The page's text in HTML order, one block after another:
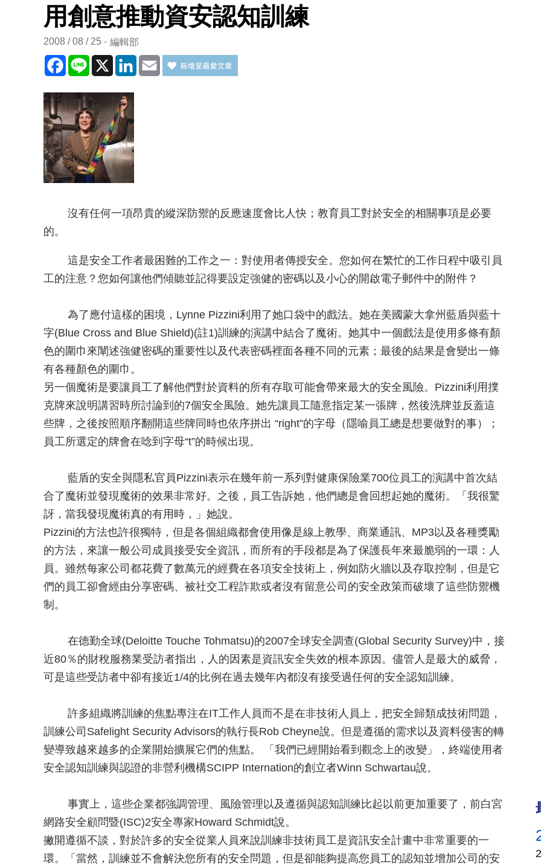
用創意推動資安認知訓練
2008 / 08 / 25 編輯部
Facebook
Line X LinkedInEmail
沒有任何一項昂貴的縱深防禦的反應速度會比人快；教育員工對於安全的相關事項是必要
的。
這是安全工作者最困難的工作之一：對使用者傳授安全。您如何在繁忙的工作日程中吸引員
工的注意？您如何讓他們傾聽並記得要設定強健的密碼以及小心的開啟電子郵件中的附件？
為了應付這樣的困境，Lynne Pizzini利用了她口袋中的戲法。她在美國蒙大拿州藍盾與藍十
字(Blue Cross and Blue Shield)(註1)訓練的演講中結合了魔術。她其中一個戲法是使用多條有顏
色的圍巾來闡述強健密碼的重要性以及代表密碼裡面各種不同的元素；最後的結果是會變出一條
有各種顏色的圍巾。
另一個魔術是要讓員工了解他們對於資料的所有存取可能會帶來最大的安全風險。Pizzini利用撲
克牌來說明講習時所討論到的7個安全風險。她先讓員工隨意指定某一張牌，然後洗牌並反蓋這
些牌，之後按照順序翻開這些牌同時也依序拼出 “right”的字母（隱喻員工總是想要做對的事）；
員工所選定的牌會在唸到字母“t”的時候出現。
藍盾的安全與隱私官員Pizzini表示在幾年前一系列對健康保險業700位員工的演講中首次結
合了魔術並發現魔術的效果非常好。之後，員工告訴她，他們總是會回想起她的魔術。「我很驚
訝，當我發現魔術真的有用時，」她說。
Pizzini的方法也許很獨特，但是各個組織都會使用像是線上教學、商業通訊、MP3以及各種獎勵
的方法，來讓一般公司成員接受安全資訊，而所有的手段都是為了保護長年來最脆弱的一環：人
員。雖然每家公司都花費了數萬元的經費在各項安全技術上，例如防火牆以及存取控制，但是它
們的員工卻會經由分享密碼、被社交工程詐欺或者沒有留意公司的安全政策而破壞了這些防禦機
制。
在德勤全球(Deloitte Touche Tohmatsu)的2007全球安全調查(Global Security Survey)中，接
近80％的財稅服務業受訪者指出，人的因素是資訊安全失效的根本原因。儘管人是最大的威脅，
可是這些受訪者中卻有接近1/4的比例在過去幾年內都沒有接受過任何的安全認知訓練。
許多組織將訓練的焦點專注在IT工作人員而不是在非技術人員上，把安全歸類成技術問題，
訓練公司Safelight Security Advisors的執行長Rob Cheyne說。但是遵循的需求以及資料侵害的轉
變導致越來越多的企業開始擴展它們的焦點。 「我們已經開始看到觀念上的改變」，終端使用者
安全認知訓練與認證的非營利機構SCIPP Internation的創立者Winn Schwartau說。
事實上，這些企業都強調管理、風險管理以及遵循與認知訓練比起以前更加重要了，前白宮
網路安全顧問暨(ISC)2安全專家Howard Schmidt說。
撇開遵循不談，對於許多的安全從業人員來說訓練非技術員工是資訊安全計畫中非常重要的一
環。「當然，訓練並不會解決您所有的安全問題，但是卻能夠提高您員工的認知並增加公司的安